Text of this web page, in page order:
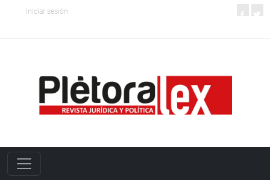
Iniciar sesión